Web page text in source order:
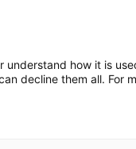
how it is
decline them all. For